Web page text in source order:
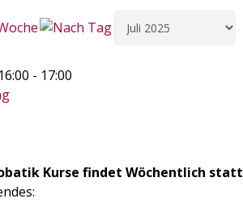
- 17:00
Kurse findet Wöchentlich statt